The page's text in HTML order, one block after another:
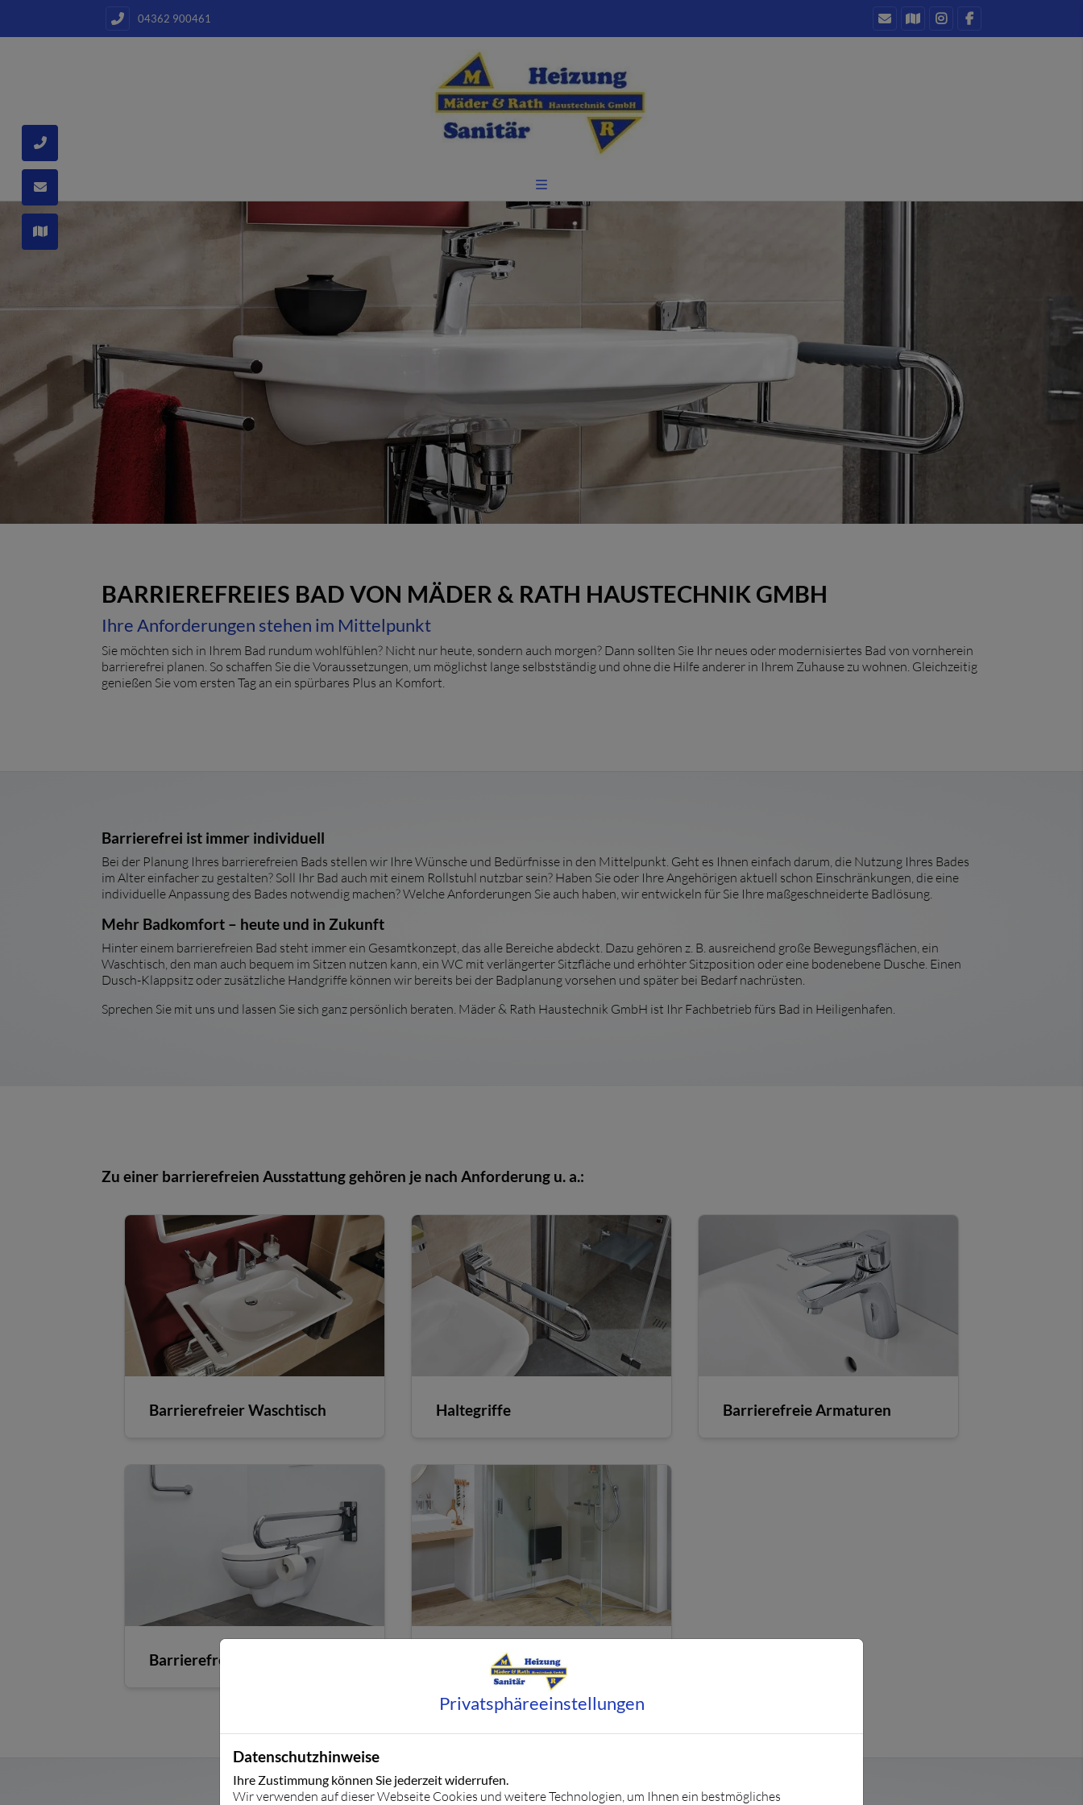
04362 900461
BARRIEREFREIES BAD VON MÄDER & RATH HAUSTECHNIK GMBH
Ihre Anforderungen stehen im Mittelpunkt
Sie möchten sich in Ihrem Bad rundum wohlfühlen? Nicht nur heute, sondern auch morgen? Dann sollten Sie Ihr neues oder modernisiertes Bad von vornherein
barrierefrei planen. So schaffen Sie die Voraussetzungen, um möglichst lange selbstständig und ohne die Hilfe anderer in Ihrem Zuhause zu wohnen. Gleichzeitig
genießen Sie vom ersten Tag an ein spürbares Plus an Komfort.
Barrierefrei ist immer individuell
Bei der Planung Ihres barrierefreien Bads stellen wir Ihre Wünsche und Bedürfnisse in den Mittelpunkt. Geht es Ihnen einfach darum, die Nutzung Ihres Bades
im Alter einfacher zu gestalten? Soll Ihr Bad auch mit einem Rollstuhl nutzbar sein? Haben Sie oder Ihre Angehörigen aktuell schon Einschränkungen, die eine
individuelle Anpassung des Bades notwendig machen? Welche Anforderungen Sie auch haben, wir entwickeln für Sie Ihre maßgeschneiderte Badlösung.
Mehr Badkomfort – heute und in Zukunft
Hinter einem barrierefreien Bad steht immer ein Gesamtkonzept, das alle Bereiche abdeckt. Dazu gehören z. B. ausreichend große Bewegungsflächen, ein
Waschtisch, den man auch bequem im Sitzen nutzen kann, ein WC mit verlängerter Sitzfläche und erhöhter Sitzposition oder eine bodenebene Dusche. Einen
Dusch-Klappsitz oder zusätzliche Handgriffe können wir bereits bei der Badplanung vorsehen und später bei Bedarf nachrüsten.
Sprechen Sie mit uns und lassen Sie sich ganz persönlich beraten. Mäder & Rath Haustechnik GmbH ist Ihr Fachbetrieb fürs Bad in Heiligenhafen.
Zu einer barrierefreien Ausstattung gehören je nach Anforderung u. a.:
Barrierefreier Waschtisch Haltegriffe Barrierefreie Armaturen
Barrierefreies WC Barrierefreie Dusche
Privatsphäre­einstellungen
Datenschutzhinweise
Ihre Zustimmung können Sie jederzeit widerrufen.
Wir verwenden auf dieser Webseite Cookies und weitere Technologien, um Ihnen ein bestmögliches